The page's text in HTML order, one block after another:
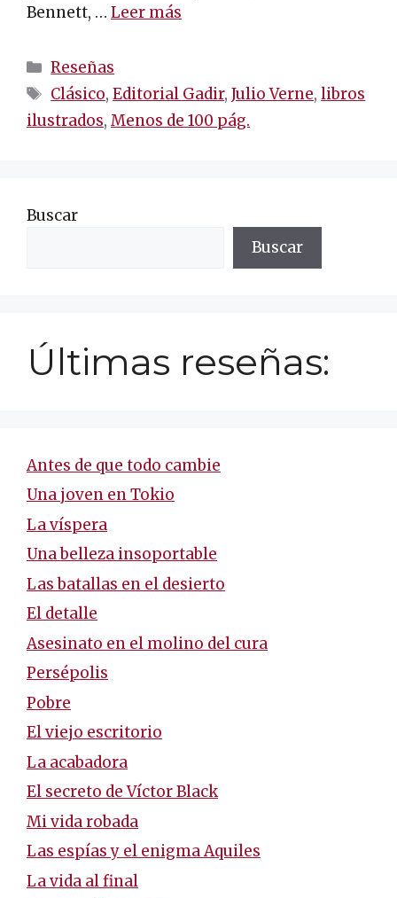
Bennett, … Leer más
Categorías
Reseñas
Etiquetas
Clásico,Editorial Gadir,Julio Verne,libros
ilustrados, Menos de 100 pág.
Buscar
Buscar
Últimas reseñas:
Antes de que todo cambie
Una joven en Tokio
La víspera
Una belleza insoportable
Las batallas en el desierto
El detalle
Asesinato en el molino del cura
Persépolis
Pobre
El viejo escritorio
La acabadora
El secreto de Víctor Black
Mi vida robada
Las espías y el enigma Aquiles
La vida al final